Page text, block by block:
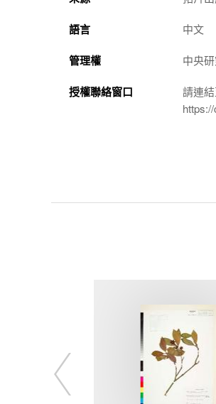
語言 中文
管理權 中央
授權聯絡窗口
請連